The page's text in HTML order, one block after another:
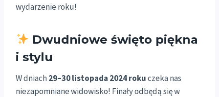
wydarzenie roku!
Dwudniowe święto piękna
i stylu
W dniach29–30 listopada 2024 rokuczeka nas
niezapomniane widowisko! Finały odbędą się w